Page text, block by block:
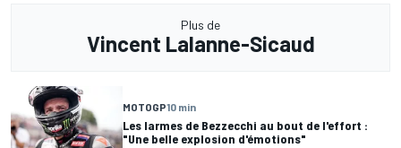
Plus de
Vincent Lalanne-Sicaud
MOTOGP10 min
Les larmes de Bezzecchi au bout de l'effort :
"Une belle explosion d'émotions"